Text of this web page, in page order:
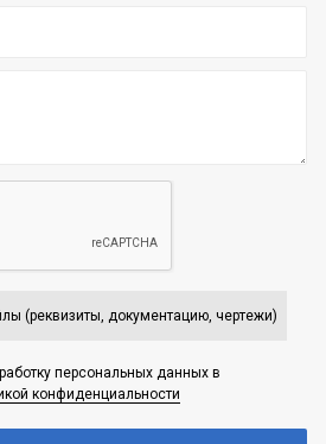
(реквизиты, документацию, чертежи)
персональных данных в
конфиденциальности